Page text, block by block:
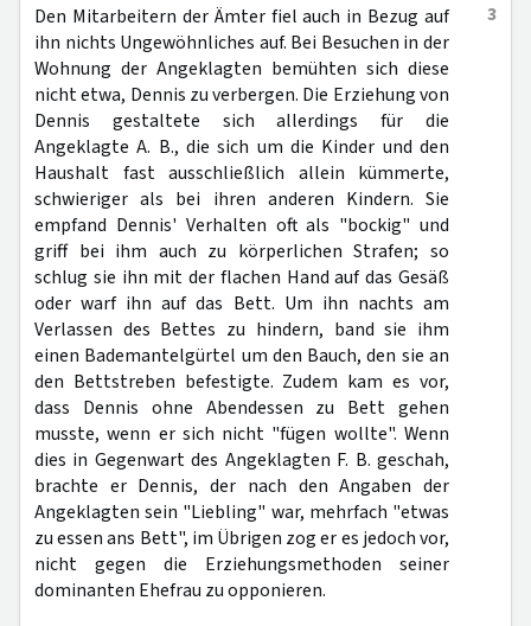
3
Den Mitarbeitern der Ämter fiel auch in Bezug auf
ihn nichts Ungewöhnliches auf. Bei Besuchen in der
Wohnung der Angeklagten bemühten sich diese
nicht etwa, Dennis zu verbergen. Die Erziehung von
Dennis gestaltete sich allerdings für die
Angeklagte A. B., die sich um die Kinder und den
Haushalt fast ausschließlich allein kümmerte,
schwieriger als bei ihren anderen Kindern. Sie
empfand Dennis' Verhalten oft als "bockig" und
griff bei ihm auch zu körperlichen Strafen; so
schlug sie ihn mit der flachen Hand auf das Gesäß
oder warf ihn auf das Bett. Um ihn nachts am
Verlassen des Bettes zu hindern, band sie ihm
einen Bademantelgürtel um den Bauch, den sie an
den Bettstreben befestigte. Zudem kam es vor,
dass Dennis ohne Abendessen zu Bett gehen
musste, wenn er sich nicht "fügen wollte". Wenn
dies in Gegenwart des Angeklagten F. B. geschah,
brachte er Dennis, der nach den Angaben der
Angeklagten sein "Liebling" war, mehrfach "etwas
zu essen ans Bett", im Übrigen zog er es jedoch vor,
nicht gegen die Erziehungsmethoden seiner
dominanten Ehefrau zu opponieren.